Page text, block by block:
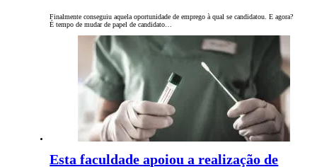
Finalmente conseguiu aquela oportunidade de emprego à qual se candidatou. E agora?
É tempo de mudar de papel de candidato…
Esta faculdade apoiou a realização de